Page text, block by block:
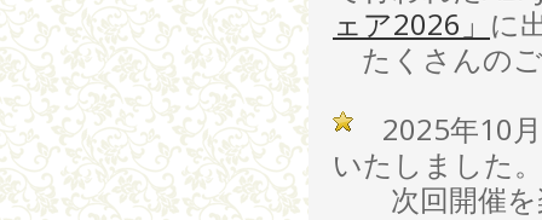
ェア2026」 に
たくさんの
2025年10
いたしました。
次回開催を